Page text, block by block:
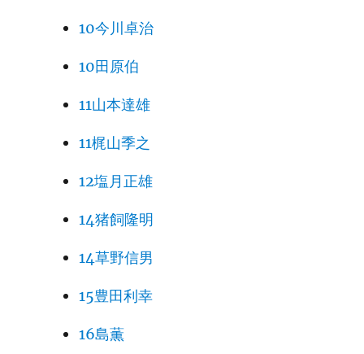
10今川卓治
10田原伯
11山本達雄
11梶山季之
12塩月正雄
14猪飼隆明
14草野信男
15豊田利幸
16島薫